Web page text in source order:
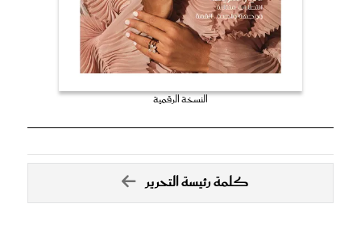
النسخة الرقمية
كلمة رئيسة التحرير